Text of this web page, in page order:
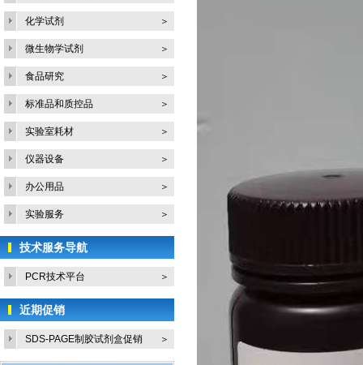
化学试剂 ＞
微生物学试剂 ＞
食品研究 ＞
标准品和质控品 ＞
实验室耗材 ＞
仪器设备 ＞
办公用品 ＞
实验服务 ＞
技术服务导航
PCR技术平台 ＞
近期促销
SDS-PAGE制胶试剂盒促销
活...
＞